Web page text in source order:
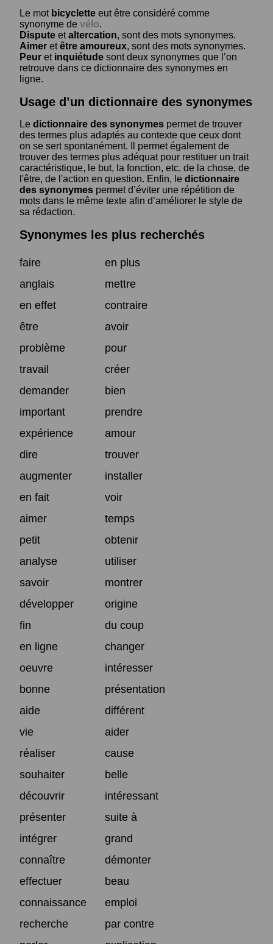
Le mot bicyclette eut être considéré comme
synonyme de vélo.
Dispute etaltercation, sont des mots synonymes.
Aimer etêtre amoureux, sont des mots synonymes.
Peur et inquiétude sont deux synonymes que l’on
retrouve dans ce dictionnaire des synonymes en
ligne.
Usage d’un dictionnaire des synonymes
Le dictionnaire des synonymes permet de trouver
des termes plus adaptés au contexte que ceux dont
on se sert spontanément. Il permet également de
trouver des termes plus adéquat pour restituer un trait
caractéristique, le but, la fonction, etc. de la chose, de
l'être, de l'action en question. Enfin, le dictionnaire
des synonymes permet d’éviter une répétition de
mots dans le même texte afin d’améliorer le style de
sa rédaction.
Synonymes les plus recherchés
faire
en plus
anglais
mettre
en effet
contraire
être
avoir
problème
pour
travail
créer
demander
bien
important
prendre
expérience
amour
dire
trouver
augmenter
installer
en fait
voir
aimer
temps
petit
obtenir
analyse
utiliser
savoir
montrer
développer
origine
fin
du coup
en ligne
changer
oeuvre
intéresser
bonne
présentation
aide
différent
vie
aider
réaliser
cause
souhaiter
belle
découvrir
intéressant
présenter
suite à
intégrer
grand
connaître
démonter
effectuer
beau
connaissance
emploi
recherche
par contre